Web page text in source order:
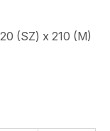
(SZ) x 210 (M)